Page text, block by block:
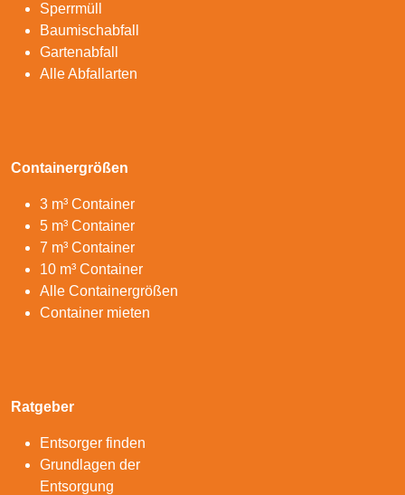
Sperrmüll
Baumischabfall
Gartenabfall
Alle Abfallarten
Containergrößen
3 m³ Container
5 m³ Container
7 m³ Container
10 m³ Container
Alle Containergrößen
Container mieten
Ratgeber
Entsorger finden
Grundlagen der
Entsorgung